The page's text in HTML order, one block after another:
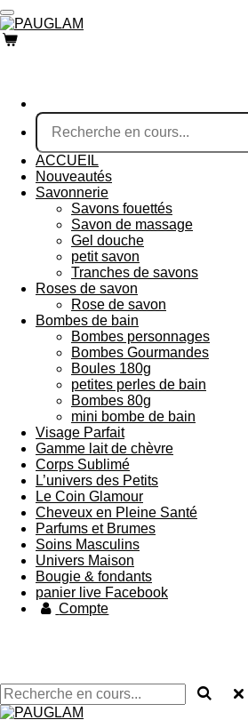
Passer
au
contenu
ACCUEIL
Nouveautés
Savonnerie
Savons fouettés
Savon de massage
Gel douche
petit savon
Tranches de savons
Roses de savon
Rose de savon
Bombes de bain
Bombes personnages
Bombes Gourmandes
Boules 180g
petites perles de bain
Bombes 80g
mini bombe de bain
Visage Parfait
Gamme lait de chèvre
Corps Sublimé
L’univers des Petits
Le Coin Glamour
Cheveux en Pleine Santé
Parfums et Brumes
Soins Masculins
Univers Maison
Bougie & fondants
panier live Facebook
Compte